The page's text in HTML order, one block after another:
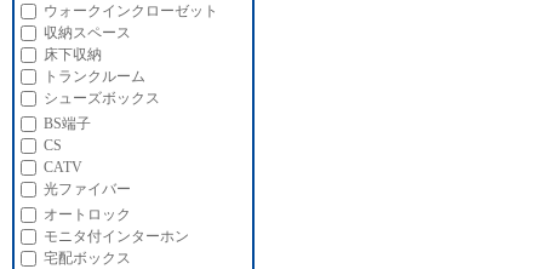
ウォークインクローゼット
収納スペース
床下収納
トランクルーム
シューズボックス
BS端子
CS
CATV
光ファイバー
オートロック
モニタ付インターホン
宅配ボックス